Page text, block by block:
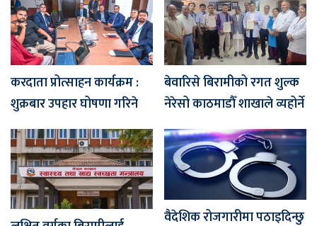
करदाता प्रोत्साहन कार्यक्रम :
शुक्रबार उपहार घोषणा गरिने
बेवारिसे बिरामीको रगत शुल्क
नेरेसो काठमाडौँ शाखाले व्यहोर्ने
वैदेशिक रोजगारीमा पठाइदिन्छु